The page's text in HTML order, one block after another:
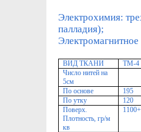
Электрохимия:
палладия);
ВИД ТКАНИ
ТМ-4
Число нитей на
5см
По основе
195
По утку
120
Поверх.
Плотность, гр/м
кв
1100+